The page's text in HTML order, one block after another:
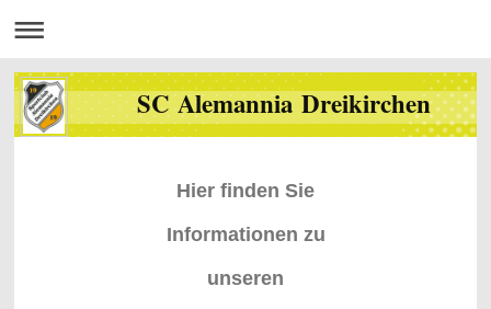
SC Alemannia Dreikirchen
Hier finden Sie
Informationen zu
unseren